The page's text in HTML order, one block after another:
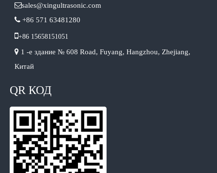
sales@xingultrasonic.com
 +86 571 63481280
+86 15658151051
 1 -е здание № 608 Road, Fuyang, Hangzhou, Zhejiang,
Китай
QR КОД